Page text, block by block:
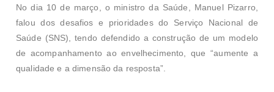
No dia 10 de março, o ministro da Saúde, Manuel Pizarro,
falou dos desafios e prioridades do Serviço Nacional de
Saúde (SNS), tendo defendido a construção de um modelo
de acompanhamento ao envelhecimento, que “aumente a
qualidade e a dimensão da resposta”.